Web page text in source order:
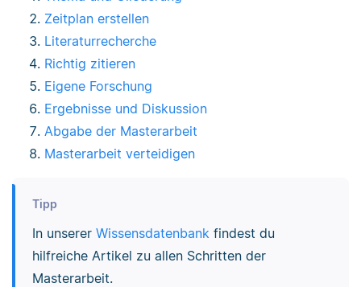
Zeitplan erstellen
Literaturrecherche
Richtig zitieren
Eigene Forschung
Ergebnisse und Diskussion
Abgabe der Masterarbeit
Masterarbeit verteidigen
Tipp
In unserer Wissensdatenbankfindest du
hilfreiche Artikel zu allen Schritten der
Masterarbeit.